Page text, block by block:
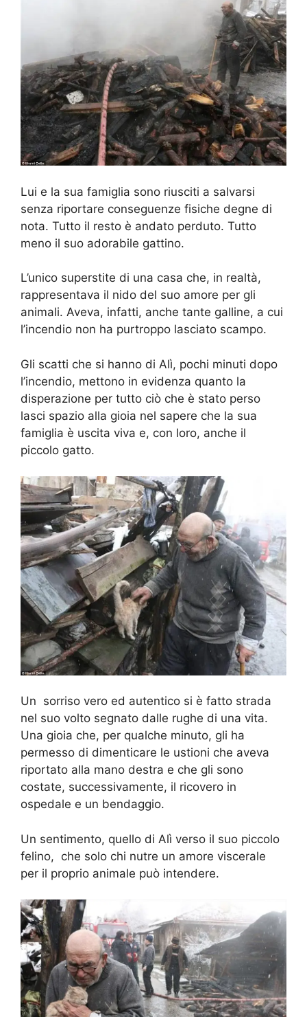
Lui e la sua famiglia sono riusciti a salvarsi
senza riportare conseguenze fisiche degne di
nota. Tutto il resto è andato perduto. Tutto
meno il suo adorabile gattino.
L’unico superstite di una casa che, in realtà,
rappresentava il nido del suo amore per gli
animali. Aveva, infatti, anche tante galline, a cui
l’incendio non ha purtroppo lasciato scampo.
Gli scatti che si hanno di Alì, pochi minuti dopo
l’incendio, mettono in evidenza quanto la
disperazione per tutto ciò che è stato perso
lasci spazio alla gioia nel sapere che la sua
famiglia è uscita viva e, con loro, anche il
piccolo gatto.
Un sorriso vero ed autentico si è fatto strada
nel suo volto segnato dalle rughe di una vita.
Una gioia che, per qualche minuto, gli ha
permesso di dimenticare le ustioni che aveva
riportato alla mano destra e che gli sono
costate, successivamente, il ricovero in
ospedale e un bendaggio.
Un sentimento, quello di Alì verso il suo piccolo
felino, che solo chi nutre un amore viscerale
per il proprio animale può intendere.